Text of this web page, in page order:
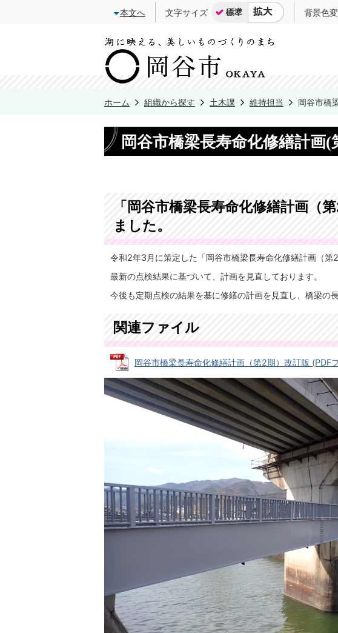
本文へ 文字サイズ 背景色
ホーム 組織から探す 土木課 維持担当 岡谷市橋
岡谷市橋梁長寿命化修繕計画
「岡谷市橋梁長寿命化修繕計画（
ました。
令和2年3月に策定した「岡谷市橋梁長寿命化修繕計画（第
最新の点検結果に基づいて、計画を見直しております。
今後も定期点検の結果を基に修繕の計画を見直し、橋梁の
関連ファイル
岡谷市橋梁長寿命化修繕計画（第2期）改訂版 (PDF